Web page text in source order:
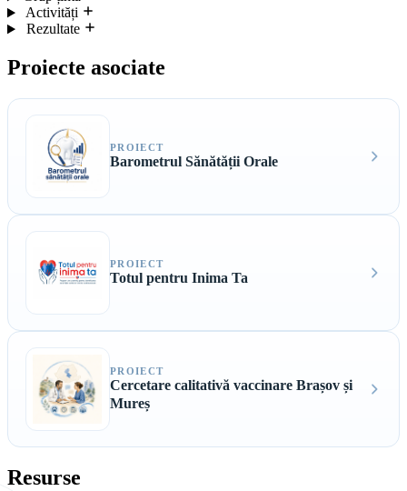
Activități
Rezultate
Proiecte asociate
PROIECT
Barometrul Sănătății Orale
PROIECT
Totul pentru Inima Ta
PROIECT
Cercetare calitativă vaccinare Brașov și
Mureș
Resurse